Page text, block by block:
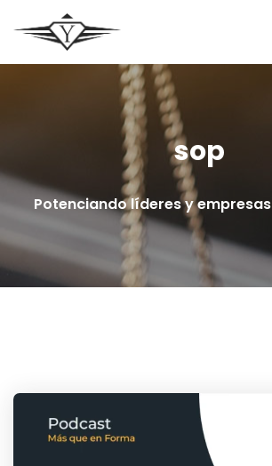
sop
Potenciando líderes y empresas